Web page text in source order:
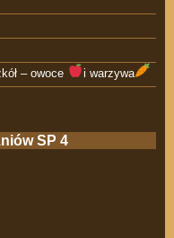
– owoce
i warzywa
SP 4